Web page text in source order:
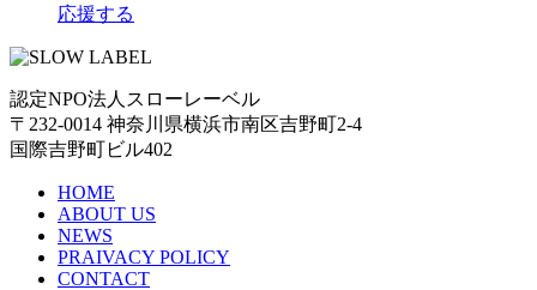
応援する
認定NPO法人スローレーベル
〒232-0014 神奈川県横浜市南区吉野町2-4
国際吉野町ビル402
HOME
ABOUT US
NEWS
PRAIVACY POLICY
CONTACT